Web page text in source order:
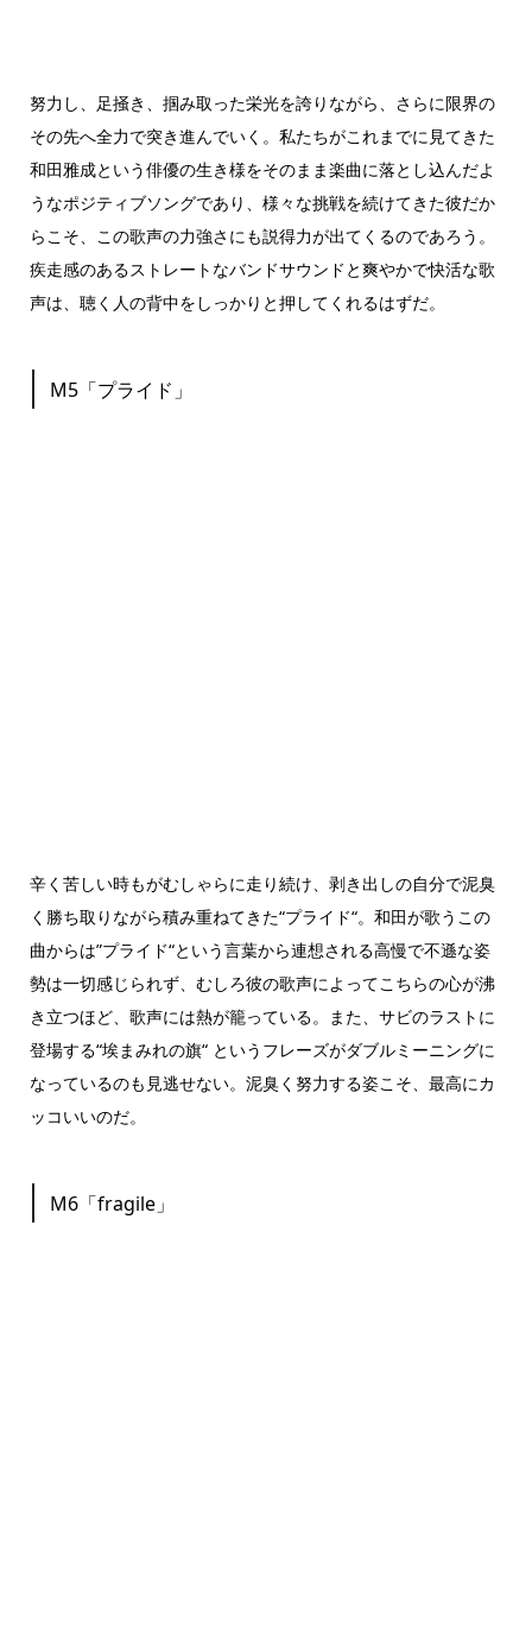
努力し、足掻き、掴み取った栄光を誇りながら、さらに限界の
その先へ全力で突き進んでいく。私たちがこれまでに見てきた
和田雅成という俳優の生き様をそのまま楽曲に落とし込んだよ
うなポジティブソングであり、様々な挑戦を続けてきた彼だか
らこそ、この歌声の力強さにも説得力が出てくるのであろう。
疾走感のあるストレートなバンドサウンドと爽やかで快活な歌
声は、聴く人の背中をしっかりと押してくれるはずだ。
M5「プライド」
辛く苦しい時もがむしゃらに走り続け、剥き出しの自分で泥臭
く勝ち取りながら積み重ねてきた“プライド“。和田が歌うこの
曲からは”プライド“という言葉から連想される高慢で不遜な姿
勢は一切感じられず、むしろ彼の歌声によってこちらの心が沸
き立つほど、歌声には熱が籠っている。また、サビのラストに
登場する“埃まみれの旗“ というフレーズがダブルミーニングに
なっているのも見逃せない。泥臭く努力する姿こそ、最高にカ
ッコいいのだ。
M6「fragile」